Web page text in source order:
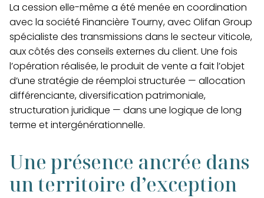
La cession elle-même a été menée en coordination
avec la société Financière Tourny, avec Olifan Group
spécialiste des transmissions dans le secteur viticole,
aux côtés des conseils externes du client. Une fois
l’opération réalisée, le produit de vente a fait l’objet
d’une stratégie de réemploi structurée — allocation
différenciante, diversification patrimoniale,
structuration juridique — dans une logique de long
terme et intergénérationnelle.
Une présence ancrée dans
un territoire d’exception